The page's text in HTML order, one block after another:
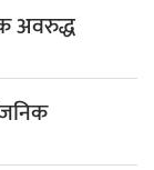
अवरुद्ध